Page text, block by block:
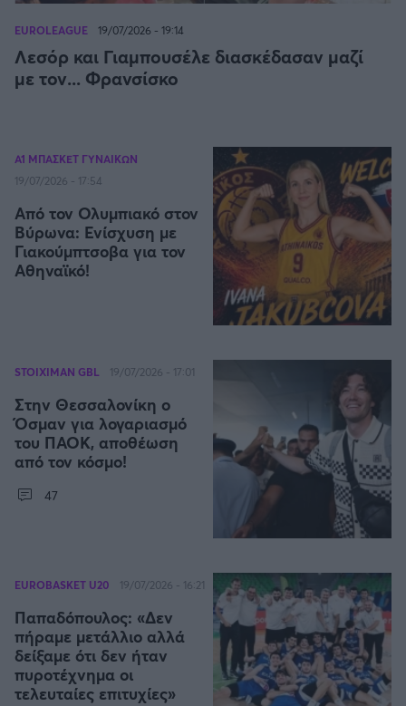
Δημήτρης Τσορμπατζόγλου
Άρης
Λεβαδειακός
Βόλος
Ατρόμητος Αθηνών
Κηφισιά
Παναιτωλικός
Καλαμάτα
Ηρακλής
Ατλέτικο Μαδρίτης
Μάντσεστερ Γιουνάιτεντ
Μεγάλη μου Αγάπη
Μια Ιστορία από την Πόλη
EUROLEAGUE 19/07/2026 - 19:14
Λεσόρ και Γιαμπουσέλε διασκέδασαν μαζί
με τον... Φρανσίσκο
Α1 ΜΠΑΣΚΕΤ ΓΥΝΑΙΚΩΝ
19/07/2026 - 17:54
Από τον Ολυμπιακό στον
Βύρωνα: Ενίσχυση με
Γιακούμπτσοβα για τον
Αθηναϊκό!
STOIXIMAN GBL 19/07/2026 - 17:01
Στην Θεσσαλονίκη ο
Όσμαν για λογαριασμό
του ΠΑΟΚ, αποθέωση
από τον κόσμο!
47
EUROBASKET U20 19/07/2026 - 16:21
Παπαδόπουλος: «Δεν
πήραμε μετάλλιο αλλά
δείξαμε ότι δεν ήταν
πυροτέχνημα οι
τελευταίες επιτυχίες»